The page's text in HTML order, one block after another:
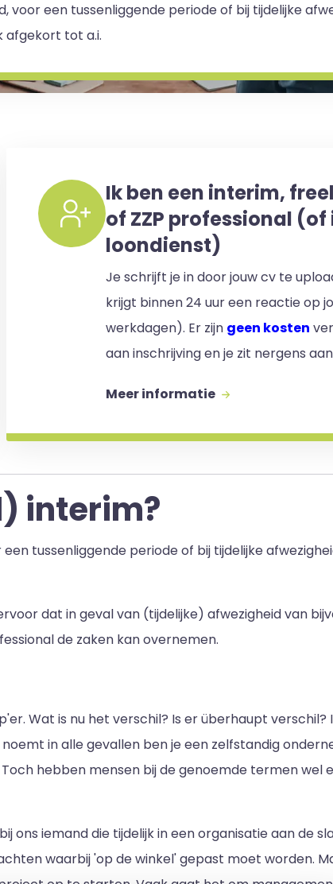
een tussenliggende periode of bij tijdelijke
afgekort tot a.i.
Ik ben een interim,
of ZZP professional (of
loondienst)
Je schrijft je in door jouw cv te
krijgt binnen 24 uur een reactie op
werkdagen). Er zijn geen kosten
aan inschrijving en je zit nergens
Meer informatie
interim?
tussenliggende periode of bij tijdelijke
dat in geval van (tijdelijke) afwezigheid van
de zaken kan overnemen.
Wat is nu het verschil? Is er überhaupt verschil?
in alle gevallen ben je een zelfstandig
hebben mensen bij de genoemde termen wel
ons iemand die tijdelijk in een organisatie aan de
waarbij 'op de winkel' gepast moet worden.